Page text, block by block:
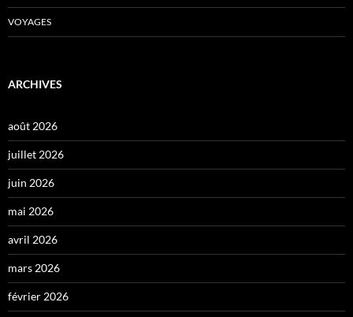
VOYAGES
ARCHIVES
août 2026
juillet 2026
juin 2026
mai 2026
avril 2026
mars 2026
février 2026